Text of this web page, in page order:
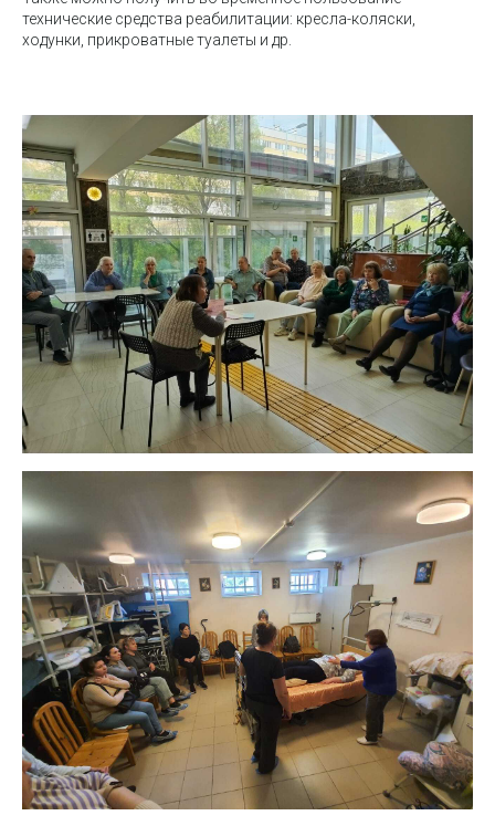
технические средства реабилитации: кресла-коляски,
ходунки, прикроватные туалеты и др.